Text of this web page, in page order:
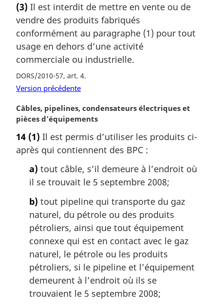
i
n
a
e
:
t
e
m
a
g
i
n
l
e
(3) Il est interdit de mettre en vente ou de
vendre des produits fabriqués
conformément au paragraphe (1) pour tout
usage en dehors d’une activité
commerciale ou industrielle.
DORS/2010-57, art. 4
Version précédente
N
o
e
m
Câbles, pipelines, condensateurs électriques et
pièces d’équipements
14 (1) Il est permis d’utiliser les produits ci-
après qui contiennent des BPC :
a) tout câble, s’il demeure à l’endroit où
il se trouvait le 5 septembre 2008;
b) tout pipeline qui transporte du gaz
naturel, du pétrole ou des produits
pétroliers, ainsi que tout équipement
connexe qui est en contact avec le gaz
naturel, le pétrole ou les produits
pétroliers, si le pipeline et l’équipement
demeurent à l’endroit où ils se
trouvaient le 5 septembre 2008;